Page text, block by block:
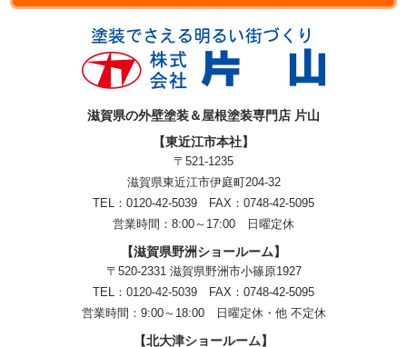
滋賀県の外壁塗装＆屋根塗装専門店 片山
【東近江市本社】
〒521-1235
滋賀県東近江市伊庭町204-32
TEL：0120-42-5039 FAX：0748-42-5095
営業時間：8:00～17:00 日曜定休
【滋賀県野洲ショールーム】
〒520-2331 滋賀県野洲市小篠原1927
TEL： 0120-42-5039 FAX：0748-42-5095
営業時間：9:00～18:00
日曜定休・他 不定休
【北大津ショールーム】